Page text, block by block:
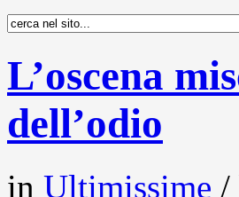
L’oscena
dell’odio
in Ultimissime /